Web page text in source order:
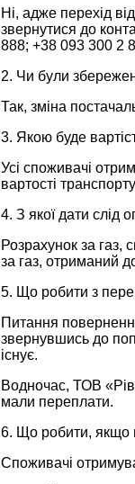
Ні, адже перехід
звернутися до
888; +38 093 300 2
2. Чи були
Так, зміна
3. Якою буде
Усі споживачі
вартості
4. З якої дати слід
Розрахунок за газ,
за газ, отриманий
5. Що робити з
Питання
звернувшись до
існує.
Водночас, ТОВ
мали переплати.
6. Що робити, якщо
Споживачі